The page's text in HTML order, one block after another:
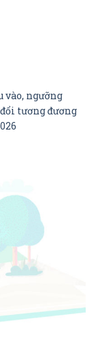
vào, ngưỡng
tương đương